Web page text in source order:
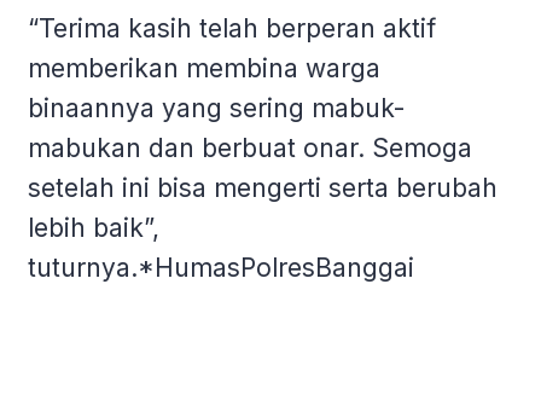
“Terima kasih telah berperan aktif
memberikan membina warga
binaannya yang sering mabuk-
mabukan dan berbuat onar. Semoga
setelah ini bisa mengerti serta berubah
lebih baik”,
tuturnya.*HumasPolresBanggai